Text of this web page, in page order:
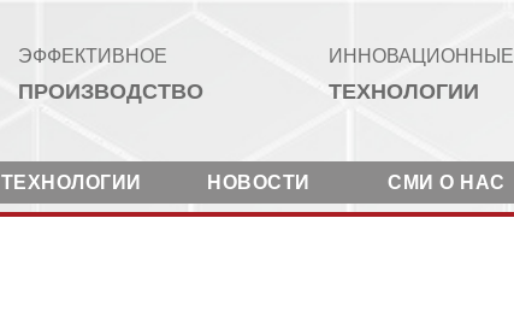
СМИ О НАС
НОВОСТИ
ТЕХНОЛОГИИ
ЭФФЕКТИВНОЕ
ПРОИЗВОДСТВО ТЕХНОЛОГИИ
ИННОВАЦИОННЫЕ